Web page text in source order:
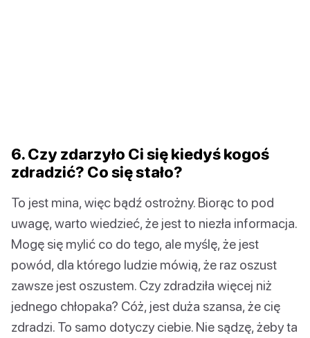
6. Czy zdarzyło Ci się kiedyś kogoś
zdradzić? Co się stało?
To jest mina, więc bądź ostrożny. Biorąc to pod
uwagę, warto wiedzieć, że jest to niezła informacja.
Mogę się mylić co do tego, ale myślę, że jest
powód, dla którego ludzie mówią, że raz oszust
zawsze jest oszustem. Czy zdradziła więcej niż
jednego chłopaka? Cóż, jest duża szansa, że cię
zdradzi. To samo dotyczy ciebie. Nie sądzę, żeby ta